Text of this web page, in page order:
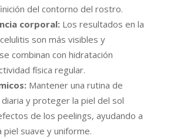
del contorno del rostro.
corporal:Los resultados en la
son más visibles y
combinan con hidratación
física regular.
Mantener una rutina de
diaria y proteger la piel del sol
de los peelings, ayudando a
piel suave y uniforme.